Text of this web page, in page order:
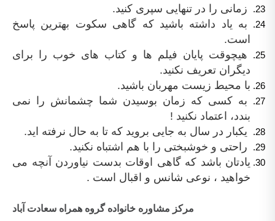
زمانی را در تنهایی سپری کنید.
به یاد داشته باشید که گاهی سکوت بهترین پاسخ
است.
هیچوقت پایان فیلم ها و کتاب های خوب را برای
دیگران تعریف نکنید.
با محیط زیست مهربان باشید.
به کسی که زمان بوسیدن شما چشمانش را نمی
بندد، اعتماد نکنید !
یکبار در سال به جایی بروید که تا به حال نرفته اید.
راحتی و خوشبختی را با هم اشتباه نکنید.
یادتان باشد که گاهی اوقات بدست نیاوردن آنچه می
خواهید ، نوعی شانس و اقبال است .
مرکز مشاوره خانواده گروه همراه سعادت آباد